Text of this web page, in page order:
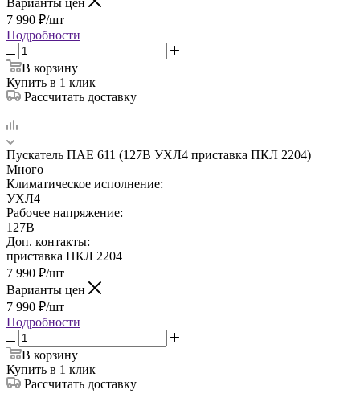
7 990 ₽/шт
Подробности
В корзину
Купить в 1 клик
Рассчитать доставку
Пускатель ПАЕ 611 (127В УХЛ4 приставка ПКЛ 2204)
Много
Климатическое исполнение:
УХЛ4
Рабочее напряжение:
127В
Доп. контакты:
приставка ПКЛ 2204
7 990 ₽/шт
Варианты цен
7 990 ₽/шт
Подробности
В корзину
Купить в 1 клик
Рассчитать доставку